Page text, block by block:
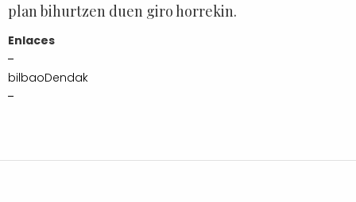
plan bihurtzen duen giro horrekin.
Enlaces
bilbaoDendak